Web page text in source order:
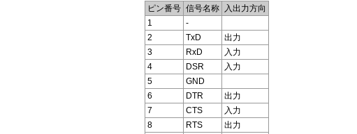
ピン番号 信号名称
入出力方向
1
-
2
TxD
出力
3
RxD
入力
4
DSR
入力
5
GND
6
DTR
出力
7
CTS
入力
8
RTS
出力